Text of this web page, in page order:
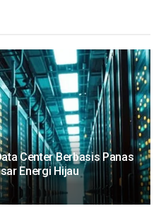
Center Berbasis Panas
Energi Hijau